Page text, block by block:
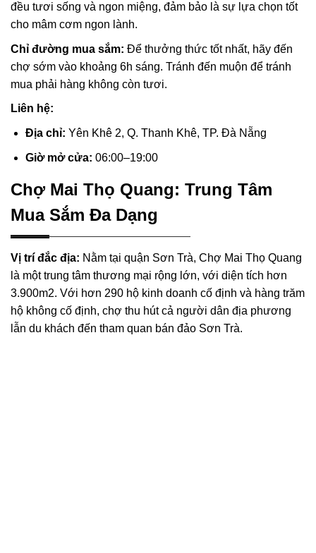
đều tươi sống và ngon miệng, đảm bảo là sự lựa chọn tốt
cho mâm cơm ngon lành.
Chỉ đường mua sắm: Để thưởng thức tốt nhất, hãy đến
chợ sớm vào khoảng 6h sáng. Tránh đến muộn để tránh
mua phải hàng không còn tươi.
Liên hệ:
Địa chỉ: Yên Khê 2, Q. Thanh Khê, TP. Đà Nẵng
Giờ mở cửa: 06:00–19:00
Chợ Mai Thọ Quang: Trung Tâm
Mua Sắm Đa Dạng
Vị trí đắc địa: Nằm tại quận Sơn Trà, Chợ Mai Thọ Quang
là một trung tâm thương mại rộng lớn, với diện tích hơn
3.900m2. Với hơn 290 hộ kinh doanh cố định và hàng trăm
hộ không cố định, chợ thu hút cả người dân địa phương
lẫn du khách đến tham quan bán đảo Sơn Trà.